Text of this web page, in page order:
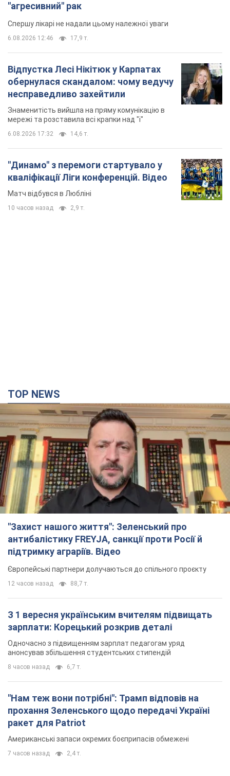
"агресивний" рак
Спершу лікарі не надали цьому належної уваги
6.08.2026 12:46 17,9 т.
Відпустка Лесі Нікітюк у Карпатах
обернулася скандалом: чому ведучу
несправедливо захейтили
Знаменитість вийшла на пряму комунікацію в
мережі та розставила всі крапки над "і"
6.08.2026 17:32 14,6 т.
"Динамо" з перемоги стартувало у
кваліфікації Ліги конференцій. Відео
Матч відбувся в Любліні
10 часов назад 2,9 т.
TOP NEWS
"Захист нашого життя": Зеленський про
антибалістику FREYJA, санкції проти Росії й
підтримку аграріїв. Відео
Європейські партнери долучаються до спільного проєкту
12 часов назад 88,7 т.
З 1 вересня українським вчителям підвищать
зарплати: Корецький розкрив деталі
Одночасно з підвищенням зарплат педагогам уряд
анонсував збільшення студентських стипендій
8 часов назад 6,7 т.
"Нам теж вони потрібні": Трамп відповів на
прохання Зеленського щодо передачі Україні
ракет для Patriot
Американські запаси окремих боєприпасів обмежені
7 часов назад 2,4 т.